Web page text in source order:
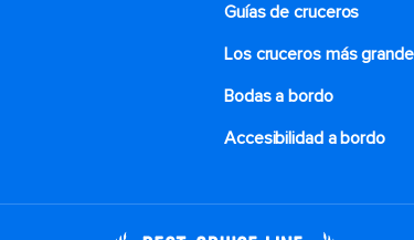
Guías de cruceros
Los cruceros más
Bodas a bordo
Accesibilidad a bordo